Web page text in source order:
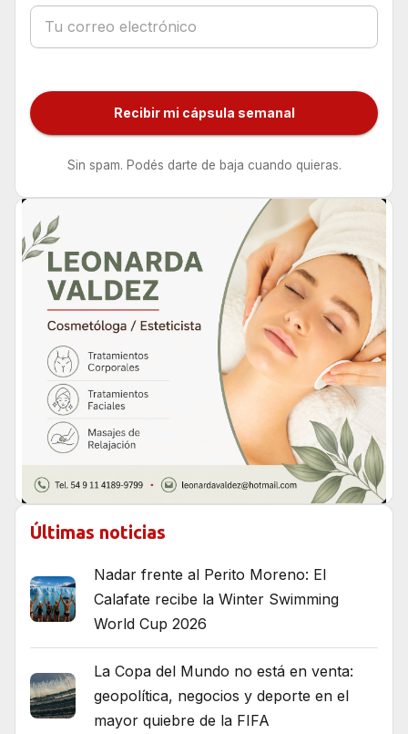
Recibir mi cápsula semanal
Sin spam. Podés darte de baja cuando quieras.
Últimas noticias
Nadar frente al Perito Moreno: El
Calafate recibe la Winter Swimming
World Cup 2026
La Copa del Mundo no está en venta:
geopolítica, negocios y deporte en el
mayor quiebre de la FIFA